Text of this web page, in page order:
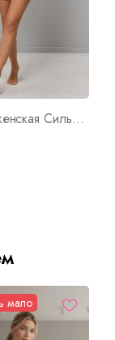
Пижама женская Сильфида Р Арт. 10497
мало